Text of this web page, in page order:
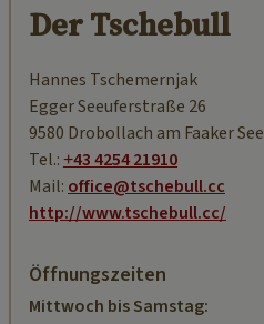
Der Tschebull
Hannes Tschemernjak
Egger Seeuferstraße 26
9580 Drobollach am Faaker See
Tel.:+43 4254 21910
Mail: office@tschebull.cc
http://www.tschebull.cc/
Öffnungszeiten
Mittwoch bis Samstag: